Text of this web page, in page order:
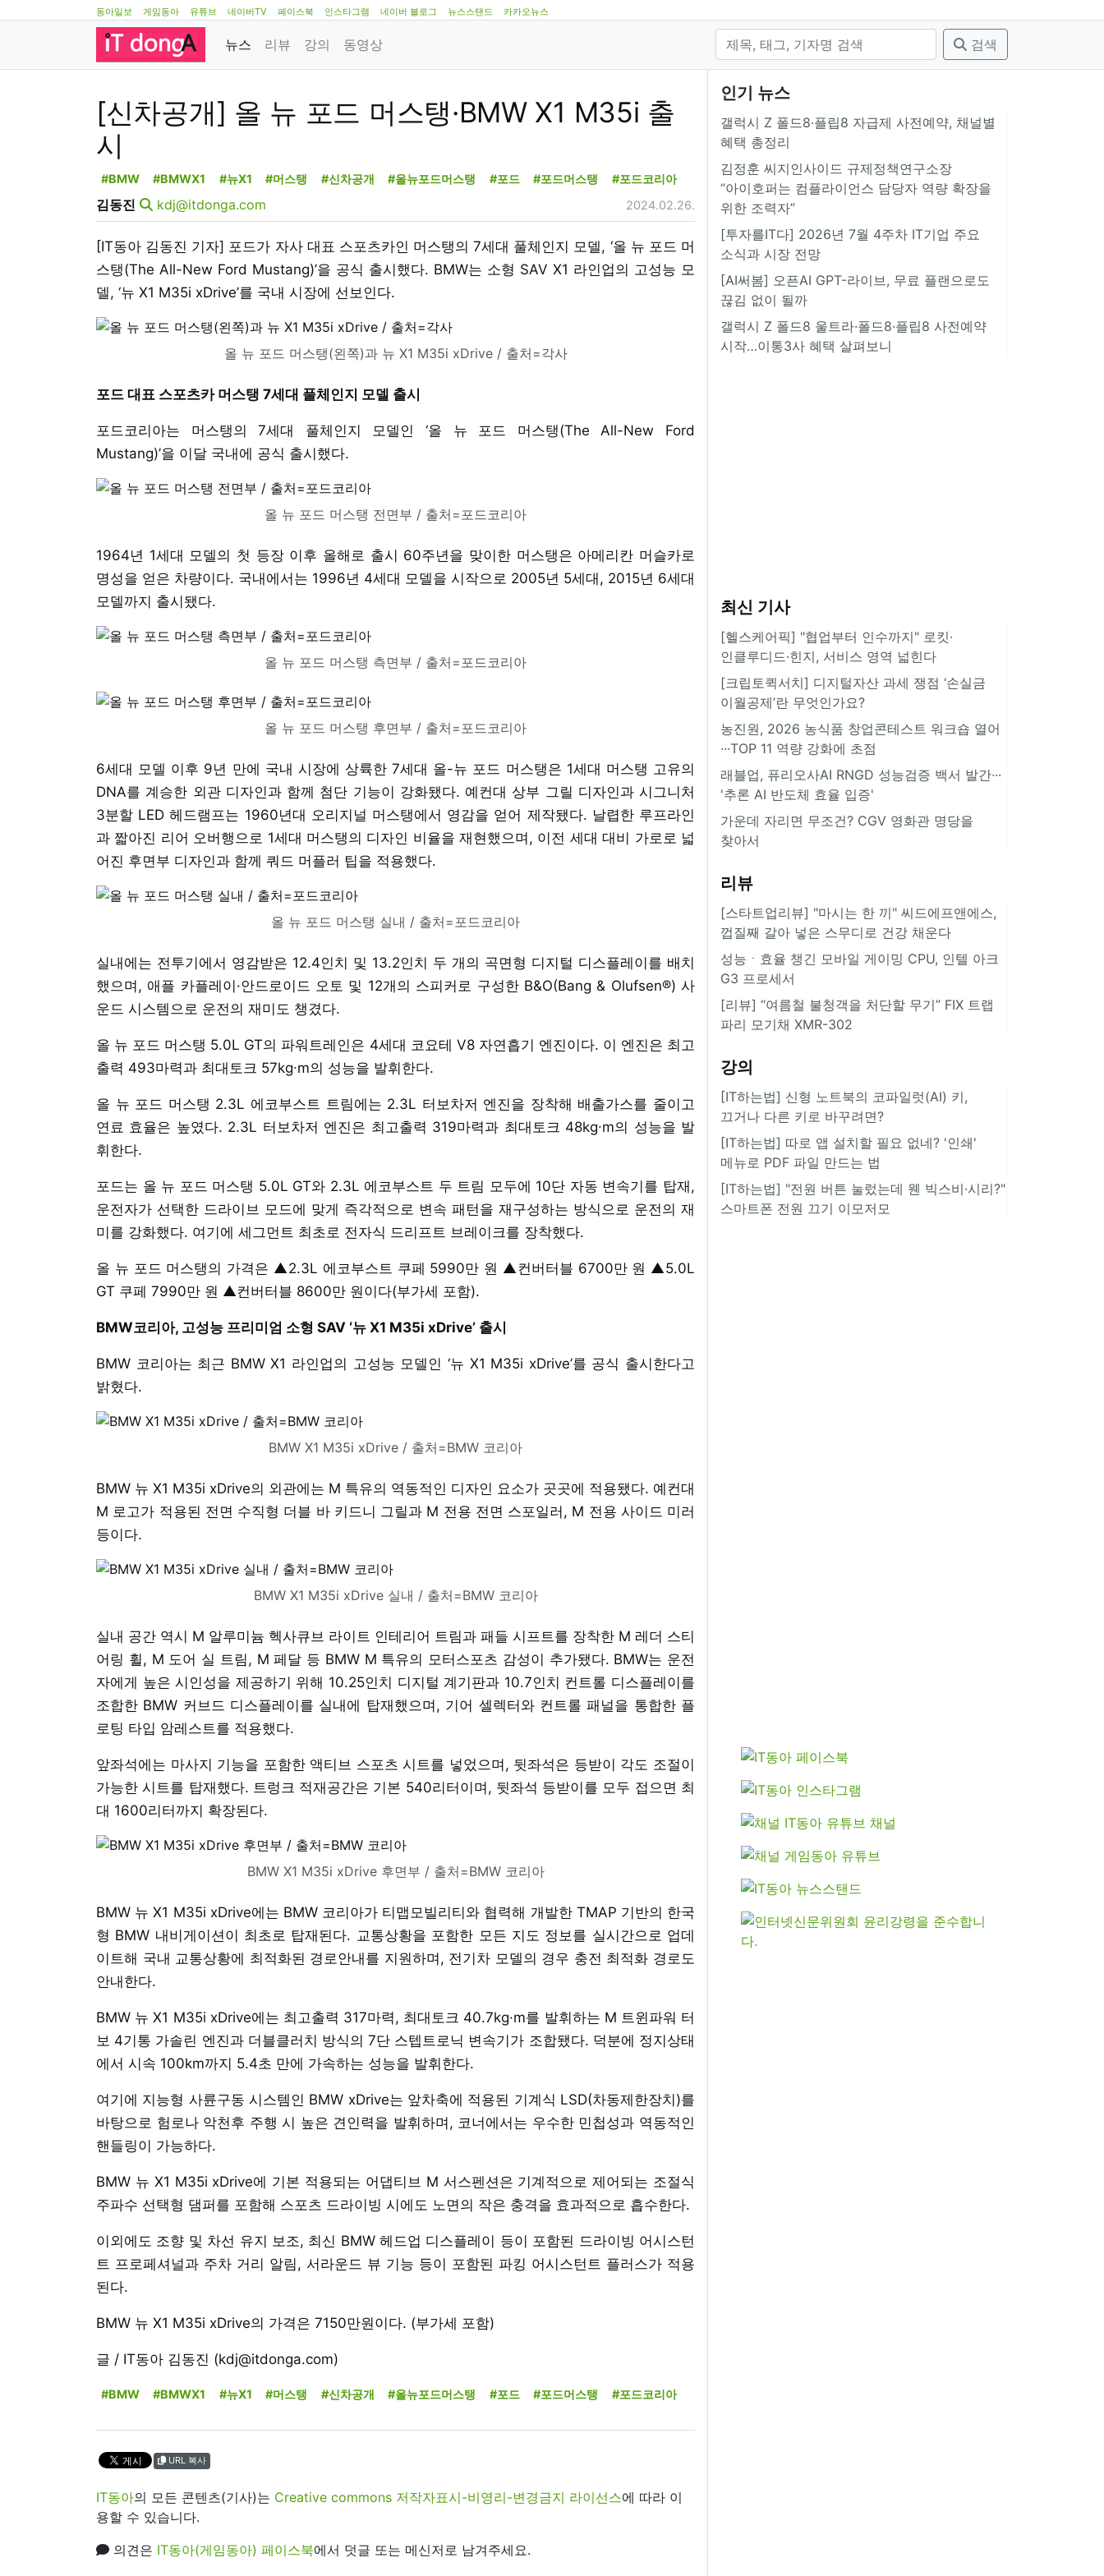
동아일보 게임동아 유튜브 네이버TV 페이스북 인스타그램 네이버 블로그 뉴스스탠드 카카오뉴스
뉴스 리뷰 강의 동영상 검색
[신차공개] 올 뉴 포드 머스탱·BMW X1 M35i 출
시
#BMW #BMWX1 #뉴X1 #머스탱 #신차공개 #올뉴포드머스탱 #포드 #포드머스탱 #포드코리아
김동진 kdj@itdonga.com 2024.02.26.
[IT동아 김동진 기자] 포드가 자사 대표 스포츠카인 머스탱의 7세대 풀체인지 모델, ‘올 뉴 포드 머
스탱(The All-New Ford Mustang)’을 공식 출시했다. BMW는 소형 SAV X1 라인업의 고성능 모
델, ‘뉴 X1 M35i xDrive’를 국내 시장에 선보인다.
올 뉴 포드 머스탱(왼쪽)과 뉴 X1 M35i xDrive / 출처=각사
포드 대표 스포츠카 머스탱 7세대 풀체인지 모델 출시
포드코리아는 머스탱의 7세대 풀체인지 모델인 ‘올 뉴 포드 머스탱(The All-New Ford
Mustang)’을 이달 국내에 공식 출시했다.
올 뉴 포드 머스탱 전면부 / 출처=포드코리아
1964년 1세대 모델의 첫 등장 이후 올해로 출시 60주년을 맞이한 머스탱은 아메리칸 머슬카로
명성을 얻은 차량이다. 국내에서는 1996년 4세대 모델을 시작으로 2005년 5세대, 2015년 6세대
모델까지 출시됐다.
올 뉴 포드 머스탱 측면부 / 출처=포드코리아
올 뉴 포드 머스탱 후면부 / 출처=포드코리아
6세대 모델 이후 9년 만에 국내 시장에 상륙한 7세대 올-뉴 포드 머스탱은 1세대 머스탱 고유의
DNA를 계승한 외관 디자인과 함께 첨단 기능이 강화됐다. 예컨대 상부 그릴 디자인과 시그니처
3분할 LED 헤드램프는 1960년대 오리지널 머스탱에서 영감을 얻어 제작됐다. 날렵한 루프라인
과 짧아진 리어 오버행으로 1세대 머스탱의 디자인 비율을 재현했으며, 이전 세대 대비 가로로 넓
어진 후면부 디자인과 함께 쿼드 머플러 팁을 적용했다.
올 뉴 포드 머스탱 실내 / 출처=포드코리아
실내에는 전투기에서 영감받은 12.4인치 및 13.2인치 두 개의 곡면형 디지털 디스플레이를 배치
했으며, 애플 카플레이·안드로이드 오토 및 12개의 스피커로 구성한 B&O(Bang & Olufsen®) 사
운드 시스템으로 운전의 재미도 챙겼다.
올 뉴 포드 머스탱 5.0L GT의 파워트레인은 4세대 코요테 V8 자연흡기 엔진이다. 이 엔진은 최고
출력 493마력과 최대토크 57kg∙m의 성능을 발휘한다.
올 뉴 포드 머스탱 2.3L 에코부스트 트림에는 2.3L 터보차저 엔진을 장착해 배출가스를 줄이고
연료 효율은 높였다. 2.3L 터보차저 엔진은 최고출력 319마력과 최대토크 48kg∙m의 성능을 발
휘한다.
포드는 올 뉴 포드 머스탱 5.0L GT와 2.3L 에코부스트 두 트림 모두에 10단 자동 변속기를 탑재,
운전자가 선택한 드라이브 모드에 맞게 즉각적으로 변속 패턴을 재구성하는 방식으로 운전의 재
미를 강화했다. 여기에 세그먼트 최초로 전자식 드리프트 브레이크를 장착했다.
올 뉴 포드 머스탱의 가격은 ▲2.3L 에코부스트 쿠페 5990만 원 ▲컨버터블 6700만 원 ▲5.0L
GT 쿠페 7990만 원 ▲컨버터블 8600만 원이다(부가세 포함).
BMW코리아, 고성능 프리미엄 소형 SAV ‘뉴 X1 M35i xDrive’ 출시
BMW 코리아는 최근 BMW X1 라인업의 고성능 모델인 ‘뉴 X1 M35i xDrive’를 공식 출시한다고
밝혔다.
BMW X1 M35i xDrive / 출처=BMW 코리아
BMW 뉴 X1 M35i xDrive의 외관에는 M 특유의 역동적인 디자인 요소가 곳곳에 적용됐다. 예컨대
M 로고가 적용된 전면 수직형 더블 바 키드니 그릴과 M 전용 전면 스포일러, M 전용 사이드 미러
등이다.
BMW X1 M35i xDrive 실내 / 출처=BMW 코리아
실내 공간 역시 M 알루미늄 헥사큐브 라이트 인테리어 트림과 패들 시프트를 장착한 M 레더 스티
어링 휠, M 도어 실 트림, M 페달 등 BMW M 특유의 모터스포츠 감성이 추가됐다. BMW는 운전
자에게 높은 시인성을 제공하기 위해 10.25인치 디지털 계기판과 10.7인치 컨트롤 디스플레이를
조합한 BMW 커브드 디스플레이를 실내에 탑재했으며, 기어 셀렉터와 컨트롤 패널을 통합한 플
로팅 타입 암레스트를 적용했다.
앞좌석에는 마사지 기능을 포함한 액티브 스포츠 시트를 넣었으며, 뒷좌석은 등받이 각도 조절이
가능한 시트를 탑재했다. 트렁크 적재공간은 기본 540리터이며, 뒷좌석 등받이를 모두 접으면 최
대 1600리터까지 확장된다.
BMW X1 M35i xDrive 후면부 / 출처=BMW 코리아
BMW 뉴 X1 M35i xDrive에는 BMW 코리아가 티맵모빌리티와 협력해 개발한 TMAP 기반의 한국
형 BMW 내비게이션이 최초로 탑재된다. 교통상황을 포함한 모든 지도 정보를 실시간으로 업데
이트해 국내 교통상황에 최적화된 경로안내를 지원하며, 전기차 모델의 경우 충전 최적화 경로도
안내한다.
BMW 뉴 X1 M35i xDrive에는 최고출력 317마력, 최대토크 40.7kg·m를 발휘하는 M 트윈파워 터
보 4기통 가솔린 엔진과 더블클러치 방식의 7단 스텝트로닉 변속기가 조합됐다. 덕분에 정지상태
에서 시속 100km까지 5.4초 만에 가속하는 성능을 발휘한다.
여기에 지능형 사륜구동 시스템인 BMW xDrive는 앞차축에 적용된 기계식 LSD(차동제한장치)를
바탕으로 험로나 악천후 주행 시 높은 견인력을 발휘하며, 코너에서는 우수한 민첩성과 역동적인
핸들링이 가능하다.
BMW 뉴 X1 M35i xDrive에 기본 적용되는 어댑티브 M 서스펜션은 기계적으로 제어되는 조절식
주파수 선택형 댐퍼를 포함해 스포츠 드라이빙 시에도 노면의 작은 충격을 효과적으로 흡수한다.
이외에도 조향 및 차선 유지 보조, 최신 BMW 헤드업 디스플레이 등이 포함된 드라이빙 어시스턴
트 프로페셔널과 주차 거리 알림, 서라운드 뷰 기능 등이 포함된 파킹 어시스턴트 플러스가 적용
된다.
BMW 뉴 X1 M35i xDrive의 가격은 7150만원이다. (부가세 포함)
글 / IT동아 김동진 (kdj@itdonga.com)
#BMW #BMWX1 #뉴X1 #머스탱 #신차공개 #올뉴포드머스탱 #포드 #포드머스탱 #포드코리아
URL 복사
IT동아의 모든 콘텐츠(기사)는 Creative commons 저작자표시-비영리-변경금지 라이선스에 따라 이
용할 수 있습니다.
의견은 IT동아(게임동아) 페이스북에서 덧글 또는 메신저로 남겨주세요.
인기 뉴스
갤럭시 Z 폴드8·플립8 자급제 사전예약, 채널별
혜택 총정리
김정훈 씨지인사이드 규제정책연구소장
“아이호퍼는 컴플라이언스 담당자 역량 확장을
위한 조력자”
[투자를IT다] 2026년 7월 4주차 IT기업 주요
소식과 시장 전망
[AI써봄] 오픈AI GPT-라이브, 무료 플랜으로도
끊김 없이 될까
갤럭시 Z 폴드8 울트라·폴드8·플립8 사전예약
시작…이통3사 혜택 살펴보니
최신 기사
[헬스케어픽] "협업부터 인수까지" 로킷·
인클루디드·힌지, 서비스 영역 넓힌다
[크립토퀵서치] 디지털자산 과세 쟁점 ‘손실금
이월공제’란 무엇인가요?
농진원, 2026 농식품 창업콘테스트 워크숍 열어
···TOP 11 역량 강화에 초점
래블업, 퓨리오사AI RNGD 성능검증 백서 발간···
'추론 AI 반도체 효율 입증'
가운데 자리면 무조건? CGV 영화관 명당을
찾아서
리뷰
[스타트업리뷰] "마시는 한 끼" 씨드에프앤에스,
껍질째 갈아 넣은 스무디로 건강 채운다
성능ㆍ효율 챙긴 모바일 게이밍 CPU, 인텔 아크
G3 프로세서
[리뷰] “여름철 불청객을 처단할 무기” FIX 트랩
파리 모기채 XMR-302
강의
[IT하는법] 신형 노트북의 코파일럿(AI) 키,
끄거나 다른 키로 바꾸려면?
[IT하는법] 따로 앱 설치할 필요 없네? '인쇄'
메뉴로 PDF 파일 만드는 법
[IT하는법] "전원 버튼 눌렀는데 웬 빅스비·시리?"
스마트폰 전원 끄기 이모저모